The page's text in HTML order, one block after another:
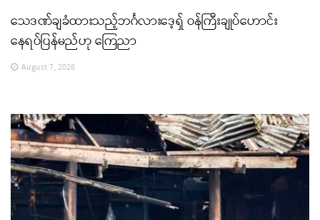
သေဒဏ်ချခံထားသည့်ဘင်္ဂလားဒေ့ရှ် ဝန်ကြီးချုပ်ဟောင်း
နေရပ်ပြန်မည်ဟု ကြေညာ
August 7, 2026